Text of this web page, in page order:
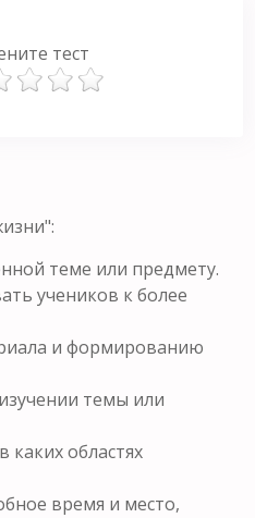
тест
теме или предмету.
учеников к более
и формированию
темы или
каких областях
время и место,